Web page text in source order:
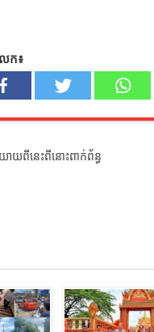
ែក៖
ពីនេះពីនោះពាក់ព័ន្ធ